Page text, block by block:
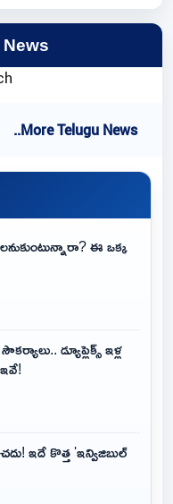
..More Telugu News
ఈ ఒక్క
డ్యూప్లెక్స్ ఇళ్ల
ఇదే కొత్త 'ఇన్విజిబుల్